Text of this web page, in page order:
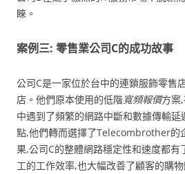
睞。
案例三: 零售業公司C的成功故事
公司C是一家位於台中的連鎖服飾零售
店。他們原本使用的低階寬頻報價方案
中遇到了頻繁的網路中斷和數據傳輸
點,他們轉而選擇了Telecombrother的
果,公司C的整體網路穩定性和速度都有
工的工作效率,也大幅改善了顧客的購